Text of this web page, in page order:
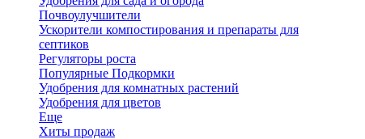
Почвоулучшители
Ускорители компостирования и препараты для
септиков
Регуляторы роста
Популярные Подкормки
Удобрения для комнатных растений
Удобрения для цветов
Еще
Хиты продаж